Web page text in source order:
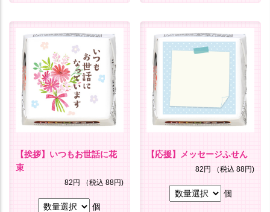
【挨拶】いつもお世話に花
束
82円 （税込 88円)
個
【応援】メッセージふせん
82円 （税込 88円)
個